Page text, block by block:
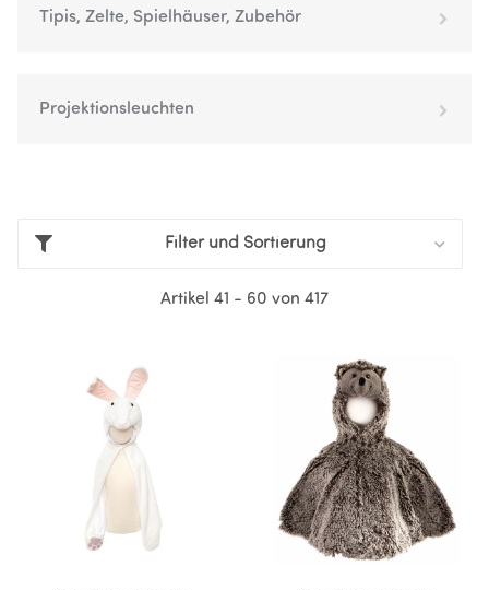
Tipis, Zelte, Spielhäuser, Zubehör
Projektionsleuchten
Filter und Sortierung
Artikel 41 - 60 von 417